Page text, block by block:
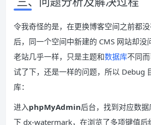
令我奇怪的是，在更换博客空间之前都
后，同一个空间中新建的 CMS 网站却没
老站几乎一样，只是主题和数据库不同
试了下，还是一样的问题，所以 Debug
库：
进入phpMyAdmin后台，找到对应数
下 dx-watermark，在浏览了多项键值后